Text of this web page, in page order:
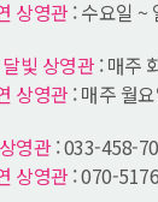
상영관 : 수요일 ~
빛 상영관 : 매주
상영관 : 매주 월
영관 : 033-458-
상영관 : 070-